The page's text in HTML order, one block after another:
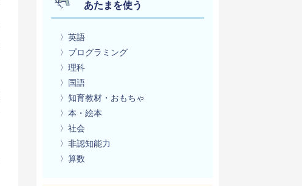
あたまを使う
〉英語
〉プログラミング
〉理科
〉国語
〉知育教材・おもちゃ
〉本・絵本
〉社会
〉非認知能力
〉算数